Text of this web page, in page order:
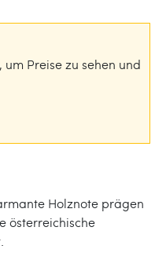
Preise zu sehen und
Holznote prägen
österreichische